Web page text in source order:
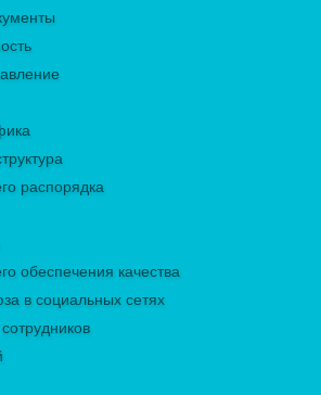
распорядка
обеспечения качества
в социальных сетях